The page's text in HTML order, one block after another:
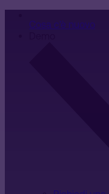
Cosa c'è nuovo